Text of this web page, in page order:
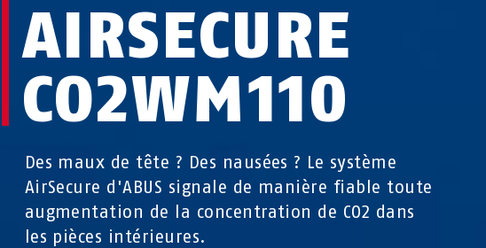
AIRSECURE
CO2WM110
Des maux de tête ? Des nausées ? Le système
AirSecure d'ABUS signale de manière fiable toute
augmentation de la concentration de CO2 dans
les pièces intérieures.